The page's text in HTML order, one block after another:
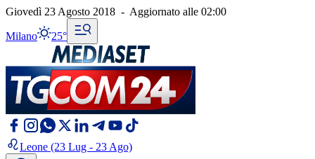
Giovedì 23 Agosto 2018 - Aggiornato alle 02:00
Milano 25°
Leone (23 Lug - 23 Ago)